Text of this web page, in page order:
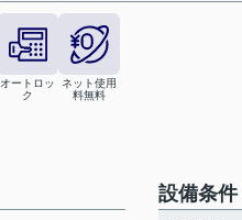
オートロッ
ク
ネット使用
料無料
設備条件